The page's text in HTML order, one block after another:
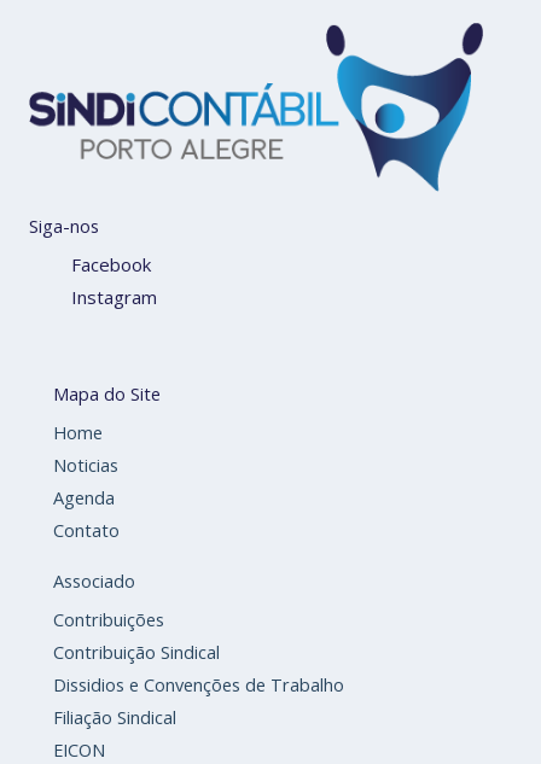
Siga-nos
Facebook
Instagram
Mapa do Site
Home
Noticias
Agenda
Contato
Associado
Contribuições
Contribuição Sindical
Dissidios e Convenções de Trabalho
Filiação Sindical
EICON